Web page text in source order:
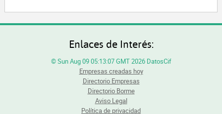
Enlaces de Interés:
© Sun Aug 09 05:13:07 GMT 2026 DatosCif
Empresas creadas hoy
Directorio Empresas
Directorio Borme
Aviso Legal
Política de privacidad